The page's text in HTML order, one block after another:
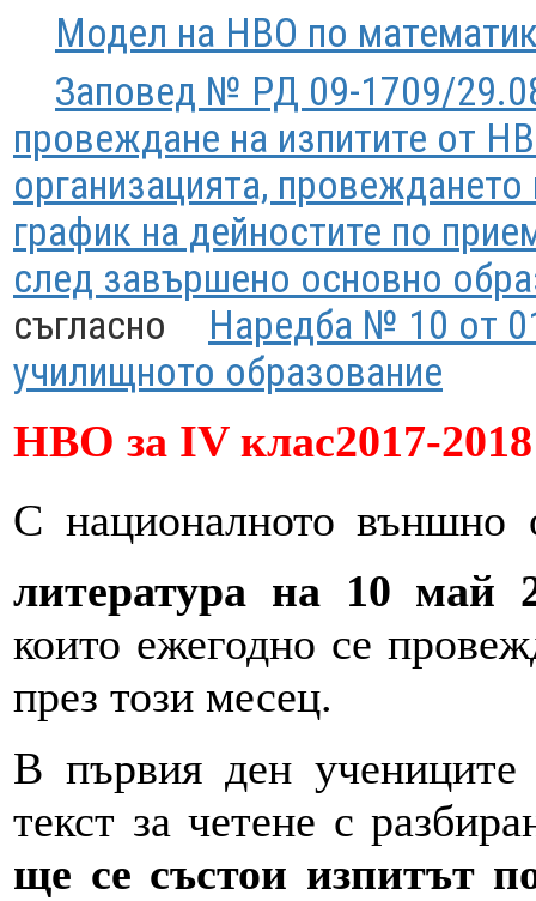
Модел на НВО по
Заповед № РД 09-1709/
провеждане на изпитите от
организацията,
график на дейностите по
след завършено основно
съгласно
Наредба № 10 от
училищното образование
НВО за IV клас2017-2018
С националното външно
литература на 10 май
които ежегодно се
през този месец.
В първия ден
текст за четене с
ще се състои изпитът